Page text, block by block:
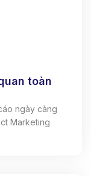
toàn
ngày càng
Marketing